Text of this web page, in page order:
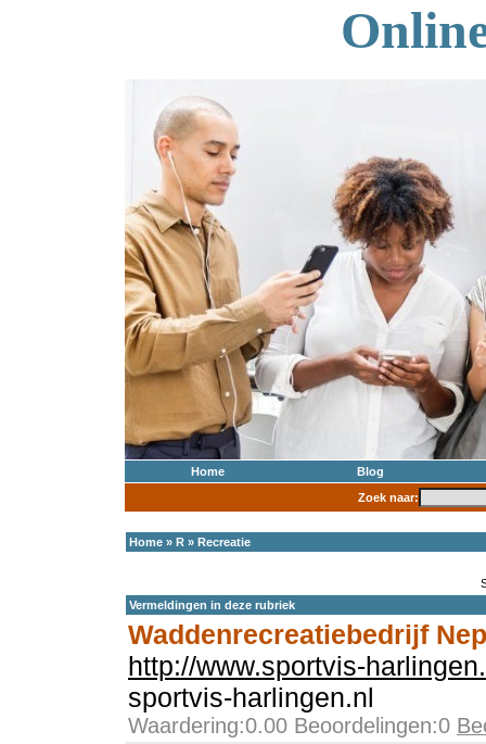
Home
Blog
Zoek naar:
Home » R » Recreatie
Vermeldingen in deze rubriek
Waddenrecreatiebedrijf
http://www.sportvis-
sportvis-harlingen.nl
Waardering:0.00 Beoordelingen:0